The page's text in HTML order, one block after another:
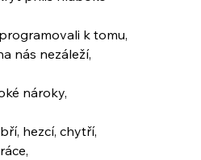
k tomu,
nás nezáleží,
nároky,
hezcí, chytří,